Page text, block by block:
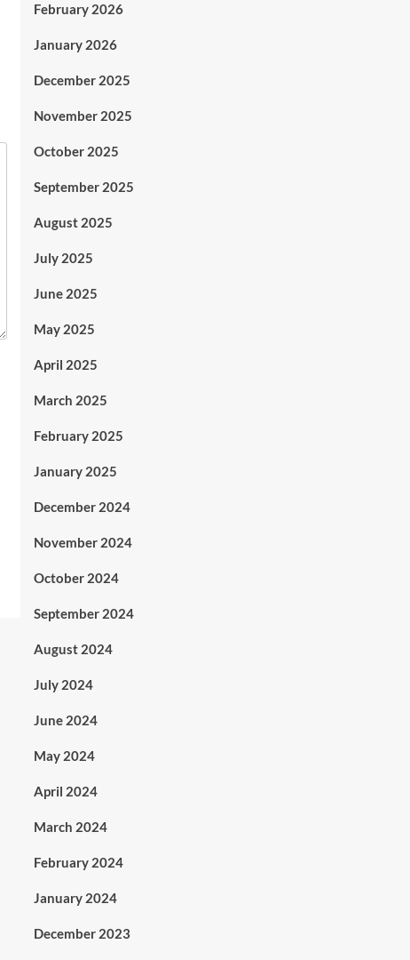
February 2026
January 2026
December 2025
November 2025
October 2025
September 2025
August 2025
July 2025
June 2025
May 2025
April 2025
March 2025
February 2025
January 2025
December 2024
November 2024
October 2024
September 2024
August 2024
July 2024
June 2024
May 2024
April 2024
March 2024
February 2024
January 2024
December 2023